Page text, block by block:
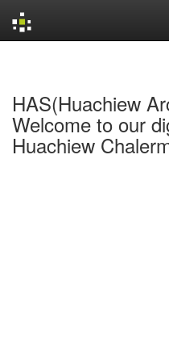
HAS(Huachiew
Welcome to our
Huachiew